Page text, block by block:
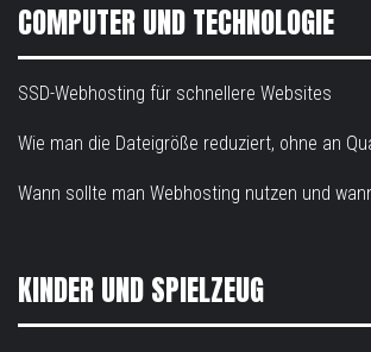
COMPUTER UND TECHNOLOGIE
SSD-Webhosting für schnellere Websites
Wie man die Dateigröße reduziert, ohne an
Wann sollte man Webhosting nutzen und
KINDER UND SPIELZEUG